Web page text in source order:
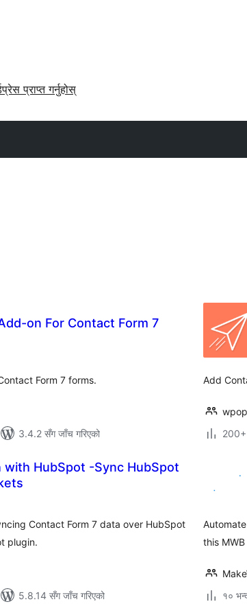
प्राप्त गर्नुहोस्
on For Contact Form 7
Form 7 forms.
3.4.2 सँग जाँच गरिएको
Add
200+
with HubSpot -Sync HubSpot
Contact Form 7 data over HubSpot
plugin.
5.8.14 सँग जाँच गरिएको
this
१०